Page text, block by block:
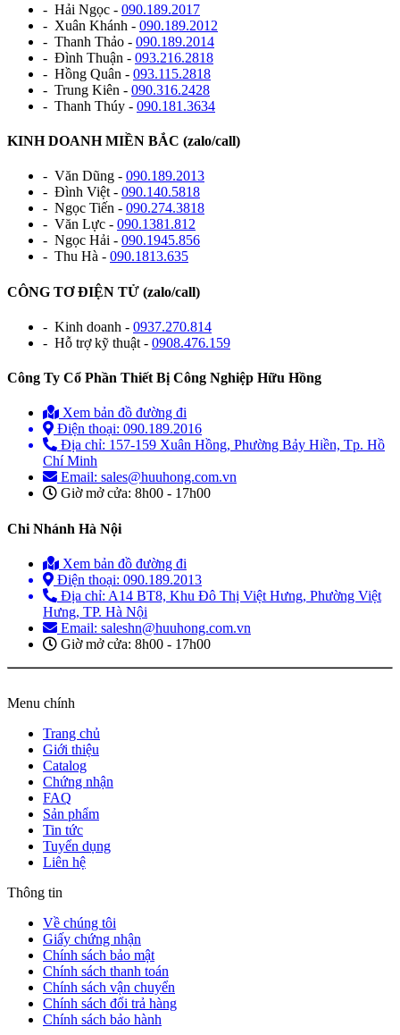
- Hải Ngọc - 090.189.2017
- Xuân Khánh - 090.189.2012
- Thanh Thảo - 090.189.2014
- Đình Thuận - 093.216.2818
- Hồng Quân - 093.115.2818
- Trung Kiên - 090.316.2428
- Thanh Thúy - 090.181.3634
KINH DOANH MIỀN BẮC (zalo/call)
- Văn Dũng - 090.189.2013
- Đình Việt - 090.140.5818
- Ngọc Tiến - 090.274.3818
- Văn Lực - 090.1381.812
- Ngọc Hải - 090.1945.856
- Thu Hà - 090.1813.635
CÔNG TƠ ĐIỆN TỬ (zalo/call)
- Kinh doanh - 0937.270.814
- Hỗ trợ kỹ thuật - 0908.476.159
Công Ty Cổ Phần Thiết Bị Công Nghiệp Hữu Hồng
Xem bản đồ đường đi
Điện thoại: 090.189.2016
Địa chỉ: 157-159 Xuân Hồng, Phường Bảy Hiền, Tp. Hồ
Chí Minh
Email: sales@huuhong.com.vn
Giờ mở cửa: 8h00 - 17h00
Chi Nhánh Hà Nội
Xem bản đồ đường đi
Điện thoại: 090.189.2013
Địa chỉ: A14 BT8, Khu Đô Thị Việt Hưng, Phường Việt
Hưng, TP. Hà Nội
Email: saleshn@huuhong.com.vn
Giờ mở cửa: 8h00 - 17h00
Menu chính
Trang chủ
Giới thiệu
Catalog
Chứng nhận
FAQ
Sản phẩm
Tin tức
Tuyển dụng
Liên hệ
Thông tin
Về chúng tôi
Giấy chứng nhận
Chính sách bảo mật
Chính sách thanh toán
Chính sách vận chuyển
Chính sách đổi trả hàng
Chính sách bảo hành